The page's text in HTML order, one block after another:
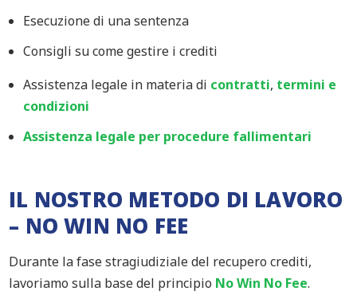
Esecuzione di una sentenza
Consigli su come gestire i crediti
Assistenza legale in materia di contratti, termini e
condizioni
Assistenza legale per procedure fallimentari
IL NOSTRO METODO DI LAVORO
– NO WIN NO FEE
Durante la fase stragiudiziale del recupero crediti,
lavoriamo sulla base del principio NoWin No Fee.